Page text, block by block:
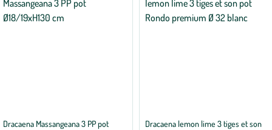
Dracaena Massangeana 3 PP pot
Dracaena lemon lime 3 tiges et son